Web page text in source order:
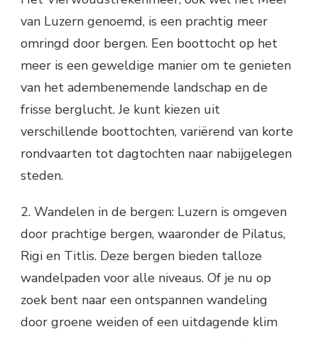
van Luzern genoemd, is een prachtig meer
omringd door bergen. Een boottocht op het
meer is een geweldige manier om te genieten
van het adembenemende landschap en de
frisse berglucht. Je kunt kiezen uit
verschillende boottochten, variërend van korte
rondvaarten tot dagtochten naar nabijgelegen
steden.
2. Wandelen in de bergen: Luzern is omgeven
door prachtige bergen, waaronder de Pilatus,
Rigi en Titlis. Deze bergen bieden talloze
wandelpaden voor alle niveaus. Of je nu op
zoek bent naar een ontspannen wandeling
door groene weiden of een uitdagende klim